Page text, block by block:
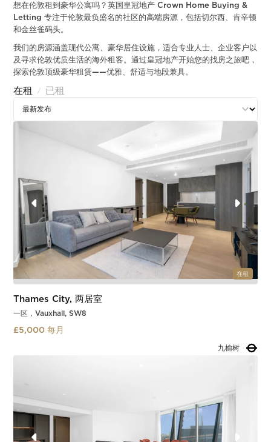
想在伦敦租到豪华公寓吗？英国皇冠地产 Crown Home Buying &
Letting 专注于伦敦最负盛名的社区的高端房源，包括切尔西、肯辛顿
和金丝雀码头。
我们的房源涵盖现代公寓、豪华居住设施，适合专业人士、企业客户以
及寻求伦敦优质生活的海外租客。通过皇冠地产开始您的找房之旅吧，
探索伦敦顶级豪华租赁——优雅、舒适与地段兼具。
在租 / 已租
在租
Thames City, 两居室
一区，Vauxhall, SW8
£5,000 每月
九榆树